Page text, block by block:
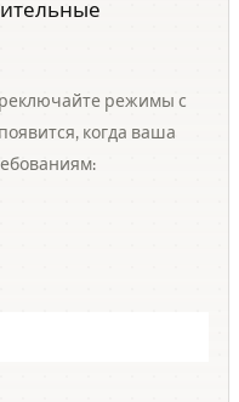
режимы с
когда ваша